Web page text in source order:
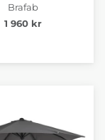
Brafab
1 960 kr